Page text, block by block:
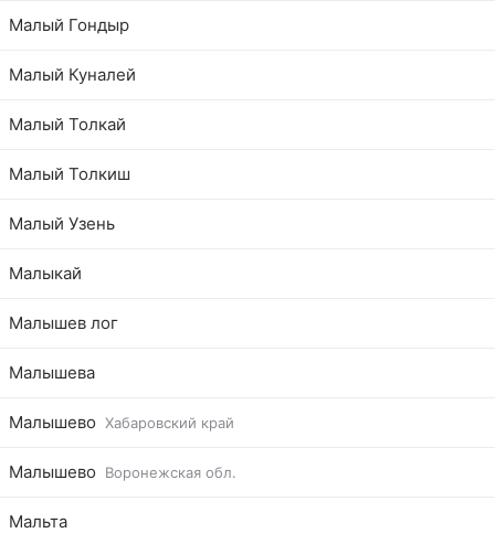
Малый Гондыр
Малый Куналей
Малый Толкай
Малый Толкиш
Малый Узень
Малыкай
Малышев лог
Малышева
Малышево Хабаровский край
Малышево Воронежская обл.
Мальта